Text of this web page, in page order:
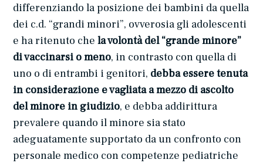
differenziando la posizione dei bambini da quella
dei c.d. “grandi minori”, ovverosia gli adolescenti
e ha ritenuto chela volontà del “grande minore”
di vaccinarsi o meno, in contrasto con quella di
uno o di entrambi i genitori, debba essere tenuta
in considerazione e vagliata a mezzo di ascolto
del minore in giudizio, e debba addirittura
prevalere quando il minore sia stato
adeguatamente supportato da un confronto con
personale medico con competenze pediatriche